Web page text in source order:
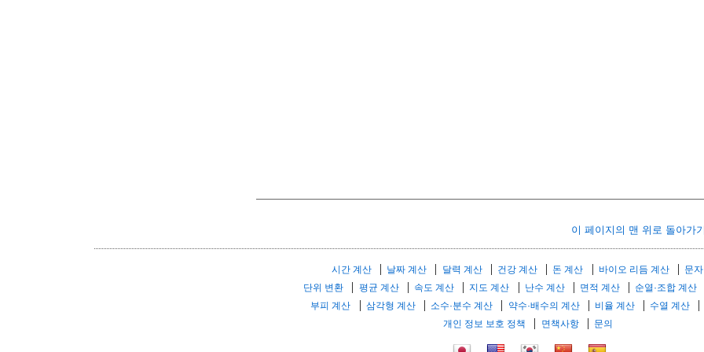
이 페이지의 맨 위로 돌아가기
시간 계산 날짜 계산 달력 계산 건강 계산 돈 계산 바이오 리듬 계산
문
단위 변환
평균 계산 속도 계산 지도 계산 난수 계산 면적 계산 순열·조합 계산
부피 계산
삼각형 계산 소수·분수 계산 약수·배수의 계산 비율 계산 수열 계산
개인 정보 보호 정책
면책사항 문의